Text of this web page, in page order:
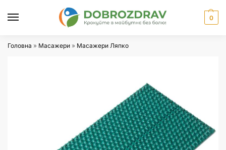
0
Головна » Масажери » Масажери Ляпко